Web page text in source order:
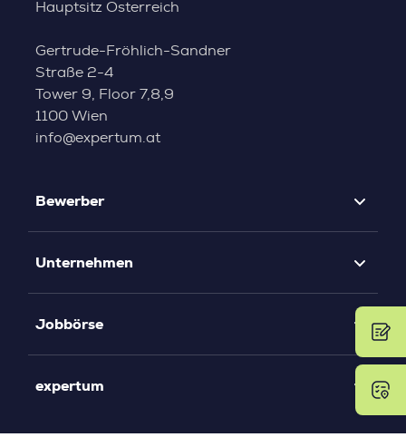
Hauptsitz Österreich
Gertrude-Fröhlich-Sandner
Straße 2-4
Tower 9, Floor 7,8,9
1100 Wien
info@expertum.at
Bewerber
Unternehmen
Jobbörse
expertum